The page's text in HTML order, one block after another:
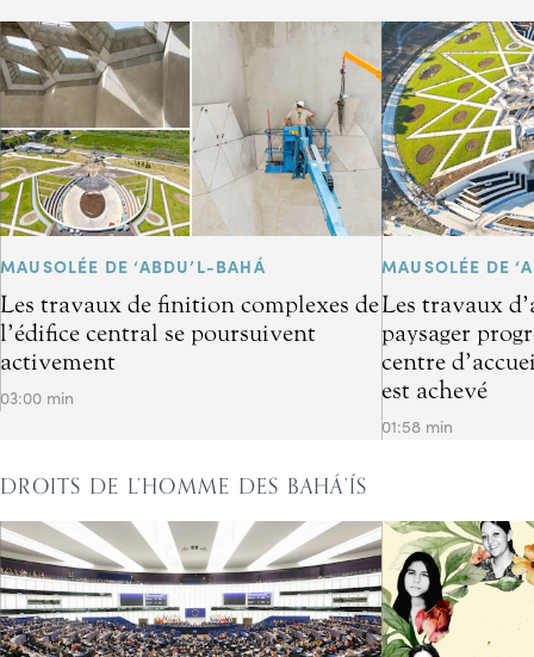
MAUSOLÉE DE ‘ABDU’L-BAHÁ
Les travaux de finition complexes de
l’édifice central se poursuivent
activement
03:00 min
MAUSOLÉE DE
Les travaux
paysager
centre
est achevé
01:58 min
DROITS DE L’HOMME DES BAHÁ’ÍS